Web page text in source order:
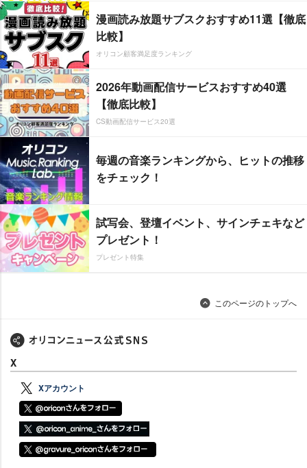
漫画読み放題サブスクおすすめ11選【徹底
比較】
オリコン顧客満足度ランキング
2026年動画配信サービスおすすめ40選
【徹底比較】
CS動画配信サービス20選
毎週の音楽ランキングから、ヒットの推移
をチェック！
試写会、登壇イベント、サインチェキなど
プレゼント！
プレゼント特集
このページのトップへ
X
Xアカウント